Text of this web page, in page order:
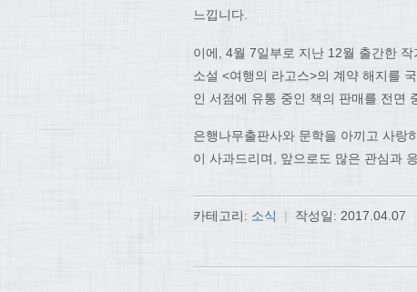
느낍니다.
이에, 4월 7일부로 지난 12월 출간한
소설 <여행의 라고스>의 계약 해지를
인 서점에 유통 중인 책의 판매를 전면
은행나무출판사와 문학을 아끼고 사랑
이 사과드리며, 앞으로도 많은 관심과
카테고리: 소식 | 작성일: 2017.04.07